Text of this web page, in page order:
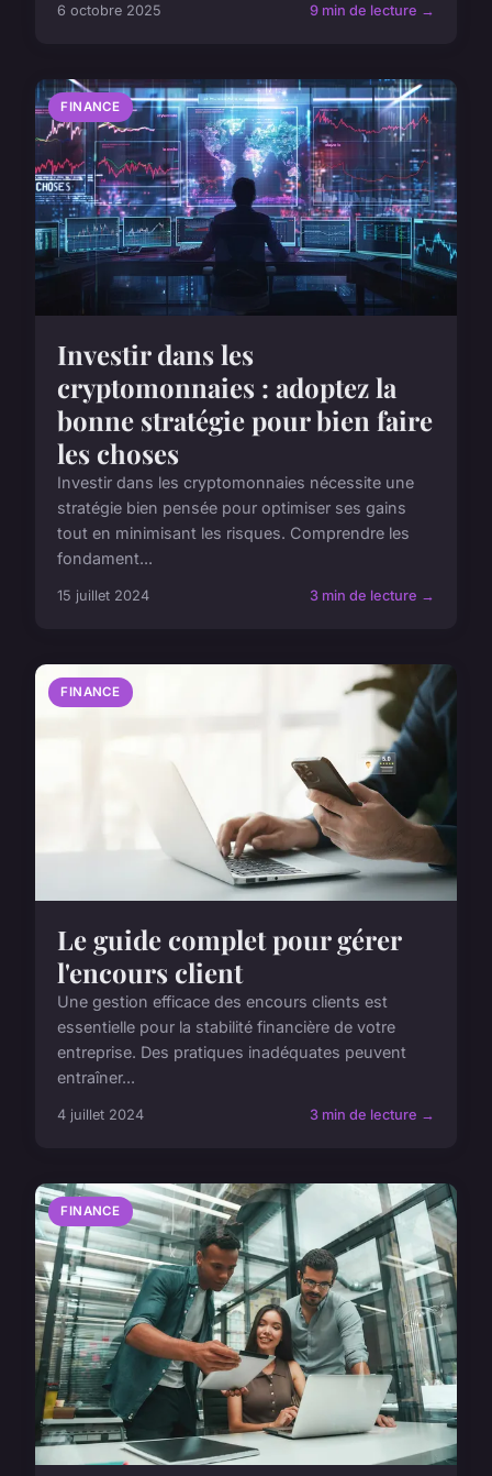
6 octobre 2025 9 min de lecture →
FINANCE
Investir dans les
cryptomonnaies : adoptez la
bonne stratégie pour bien faire
les choses
Investir dans les cryptomonnaies nécessite une
stratégie bien pensée pour optimiser ses gains
tout en minimisant les risques. Comprendre les
fondament...
15 juillet 2024 3 min de lecture →
FINANCE
Le guide complet pour gérer
l'encours client
Une gestion efficace des encours clients est
essentielle pour la stabilité financière de votre
entreprise. Des pratiques inadéquates peuvent
entraîner...
4 juillet 2024 3 min de lecture →
FINANCE